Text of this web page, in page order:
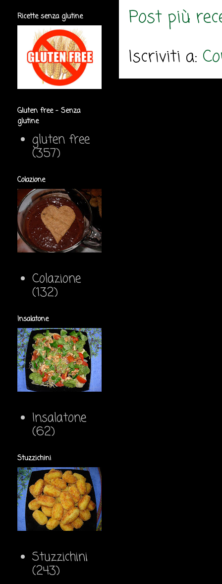
Post più
Iscriviti a:
Ricette senza glutine
Gluten free - Senza
glutine
gluten free
(357)
Colazione
Colazione
(132)
Insalatone
Insalatone
(62)
Stuzzichini
Stuzzichini
(243)